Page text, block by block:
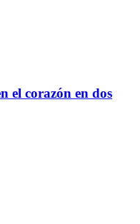
el corazón en dos